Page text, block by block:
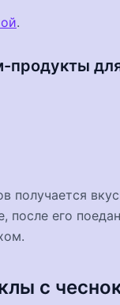
.
продукты
получается
его
с